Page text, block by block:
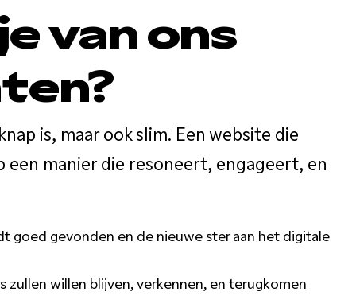
van ons
is, maar ook slim. Een website die
manier die resoneert, engageert, en
goed gevonden en de nieuwe ster aan het digitale
zullen willen blijven, verkennen, en terugkomen